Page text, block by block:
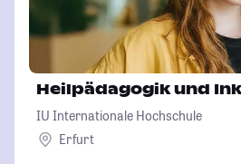
Heilpädagogik und
IU Internationale Hochschule
Erfurt